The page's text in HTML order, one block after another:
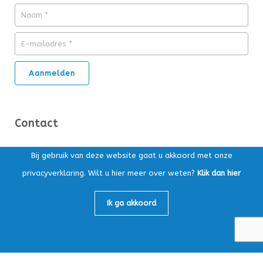
Bij gebruik van deze website gaat u akkoord met onze
privacyverklaring. Wilt u hier meer over weten? Klik dan hier
Ik ga akkoord
Contact
Ds. Kuypersstraat 14T, 3863 CA Nijkerk
Postbus 169, 3860 AD Nijkerk
033-4565147
033-4759605
KvK: 32153891